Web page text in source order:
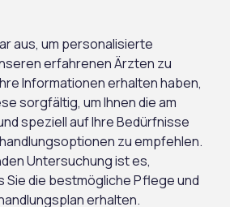
aus, um personalisierte
erfahrenen Ärzten zu
Informationen erhalten haben,
sorgfältig, um Ihnen die am
speziell auf Ihre Bedürfnisse
zu empfehlen.
Untersuchung ist es,
Sie die bestmögliche Pflege und
erhalten.